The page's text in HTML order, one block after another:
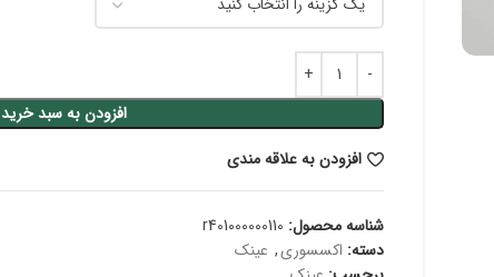
افزودن به سبد خرید
افزودن به علاقه مندی
شناسه محصول: r401000000110
دسته: اکسسوری, عینک